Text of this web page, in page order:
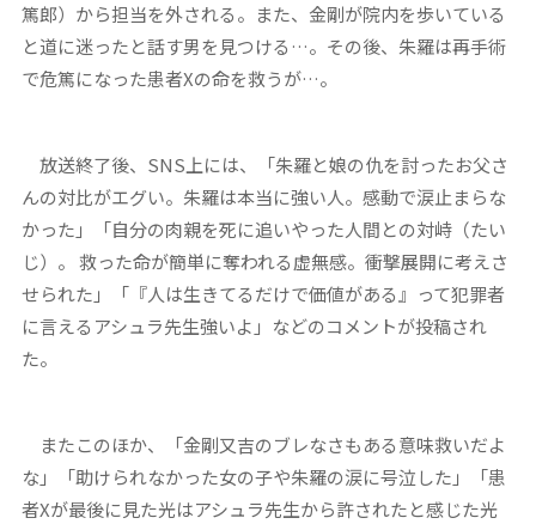
篤郎）から担当を外される。また、金剛が院内を歩いている
と道に迷ったと話す男を見つける…。その後、朱羅は再手術
で危篤になった患者Xの命を救うが…。
放送終了後、SNS上には、「朱羅と娘の仇を討ったお父さ
んの対比がエグい。朱羅は本当に強い人。感動で涙止まらな
かった」「自分の肉親を死に追いやった人間との対峙（たい
じ）。 救った命が簡単に奪われる虚無感。衝撃展開に考えさ
せられた」「『人は生きてるだけで価値がある』って犯罪者
に言えるアシュラ先生強いよ」などのコメントが投稿され
た。
またこのほか、「金剛又吉のブレなさもある意味救いだよ
な」「助けられなかった女の子や朱羅の涙に号泣した」「患
者Xが最後に見た光はアシュラ先生から許されたと感じた光